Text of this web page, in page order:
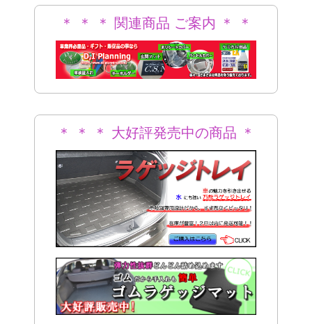
＊ ＊ ＊ 関連商品 ご案内 ＊ ＊
＊
＊ ＊ ＊ 大好評発売中の商品 ＊
＊ ＊